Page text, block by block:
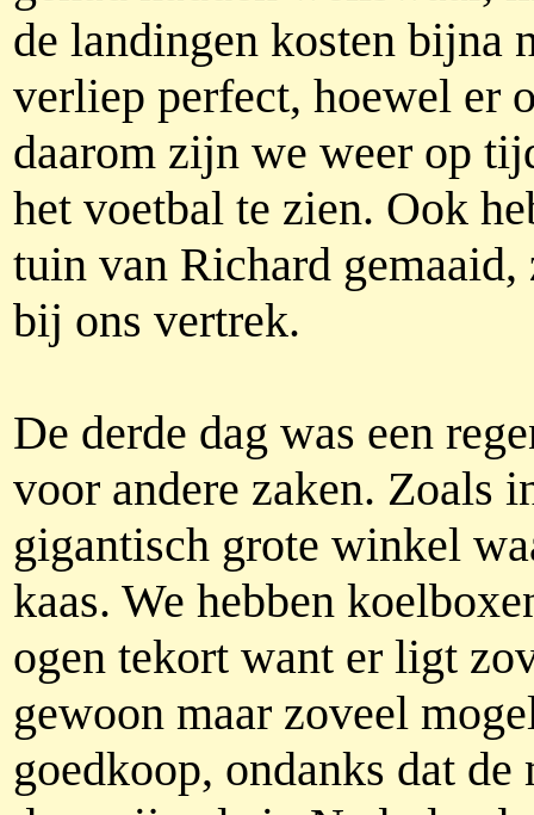
de landingen kosten bijna
verliep perfect, hoewel er
daarom zijn we weer op
het voetbal te zien. Ook
tuin van Richard
bij ons vertrek.
De derde dag was een
voor andere zaken. Zoals
gigantisch grote winkel
kaas. We hebben
ogen tekort want er ligt
gewoon maar zoveel
goedkoop, ondanks dat de